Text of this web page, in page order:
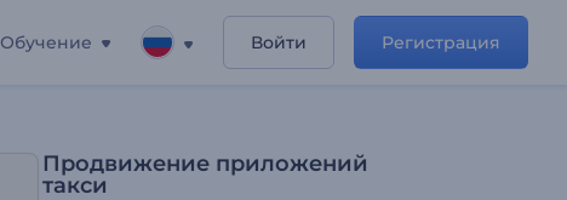
Обучение Войти Регистрация
Продвижение приложений
такси